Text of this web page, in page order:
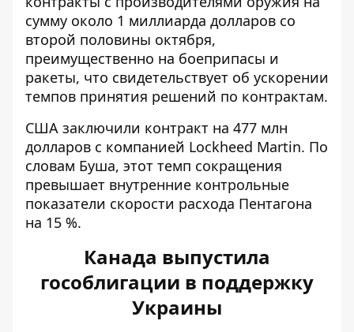
сумму около 1 миллиарда долларов со
второй половины октября,
преимущественно на боеприпасы и
ракеты, что свидетельствует об ускорении
темпов принятия решений по контрактам.
США заключили контракт на 477 млн ​​
долларов с компанией Lockheed Martin. По
словам Буша, этот темп сокращения
превышает внутренние контрольные
показатели скорости расхода Пентагона
на 15 %.
Канада выпустила
гособлигации в поддержку
Украины